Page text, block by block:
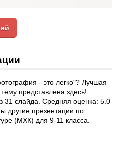
- это легко"? Лучшая
представлена здесь!
31 слайда. Средняя оценка: 5.0
другие презентации по
(МХК) для 9-11 класса.